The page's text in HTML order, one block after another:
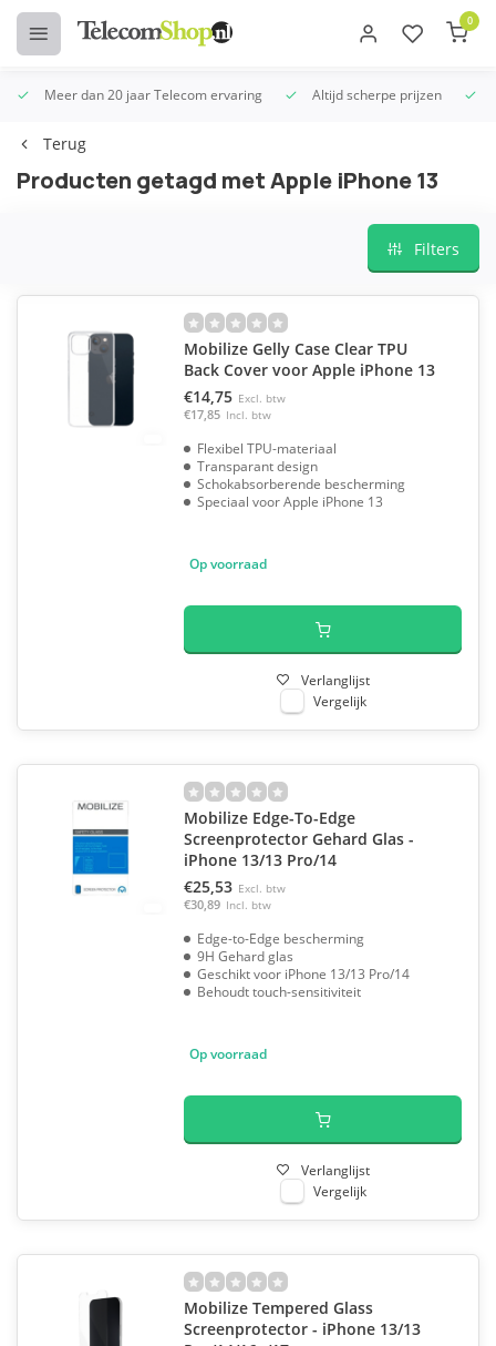
0
Meer dan 20 jaar Telecom ervaring Altijd scherpe prijzen
Terug
Producten getagd met Apple iPhone 13
Filters
Mobilize Gelly Case Clear TPU
Back Cover voor Apple iPhone 13
€14,75 Excl. btw
€17,85 Incl. btw
Flexibel TPU-materiaal
Transparant design
Schokabsorberende bescherming
Speciaal voor Apple iPhone 13
Op voorraad
Verlanglijst
Vergelijk
Mobilize Edge-To-Edge
Screenprotector Gehard Glas -
iPhone 13/13 Pro/14
€25,53 Excl. btw
€30,89 Incl. btw
Edge-to-Edge bescherming
9H Gehard glas
Geschikt voor iPhone 13/13 Pro/14
Behoudt touch-sensitiviteit
Op voorraad
Verlanglijst
Vergelijk
Mobilize Tempered Glass
Screenprotector - iPhone 13/13